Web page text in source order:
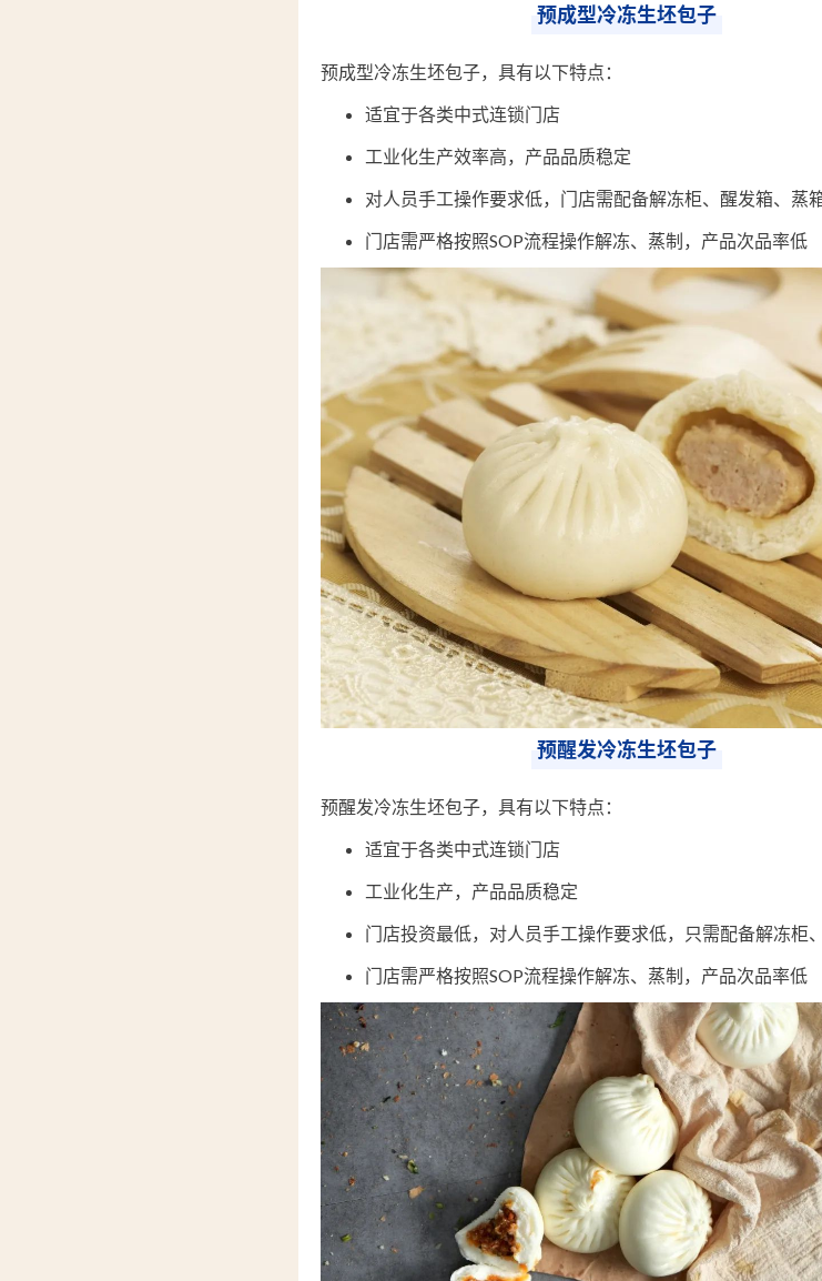
预成型冷冻生坯包子
预成型冷冻生坯包子，具有以下特点：
适宜于各类中式连锁门店
工业化生产效率高，产品品质稳定
对人员手工操作要求低，门店需配备解冻柜、醒发箱、蒸
门店需严格按照SOP流程操作解冻、蒸制，产品次品率低
预醒发冷冻生坯包子
预醒发冷冻生坯包子，具有以下特点：
适宜于各类中式连锁门店
工业化生产，产品品质稳定
门店投资最低，对人员手工操作要求低，只需配备解冻柜
门店需严格按照SOP流程操作解冻、蒸制，产品次品率低